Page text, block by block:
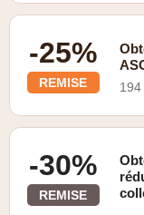
-25%
REMISE 194
-30%
REMISE